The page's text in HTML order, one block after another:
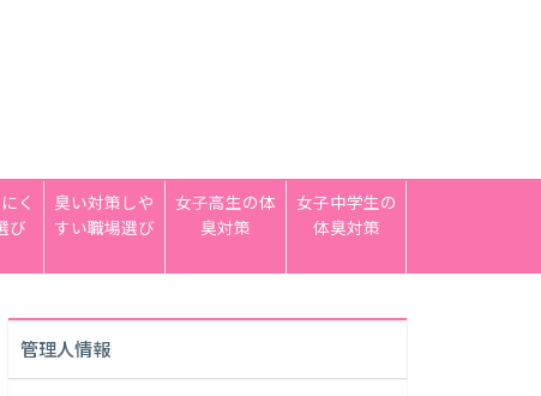
く
び
臭い対策しや
すい職場選び
女子高生の体
臭対策
女子中学生の
体臭対策
管理人情報